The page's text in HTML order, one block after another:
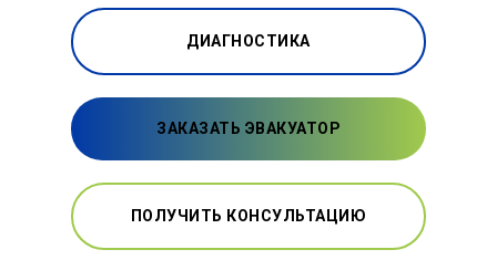
ДИАГНОСТИКА
ЗАКАЗАТЬ ЭВАКУАТОР
ПОЛУЧИТЬ КОНСУЛЬТАЦИЮ